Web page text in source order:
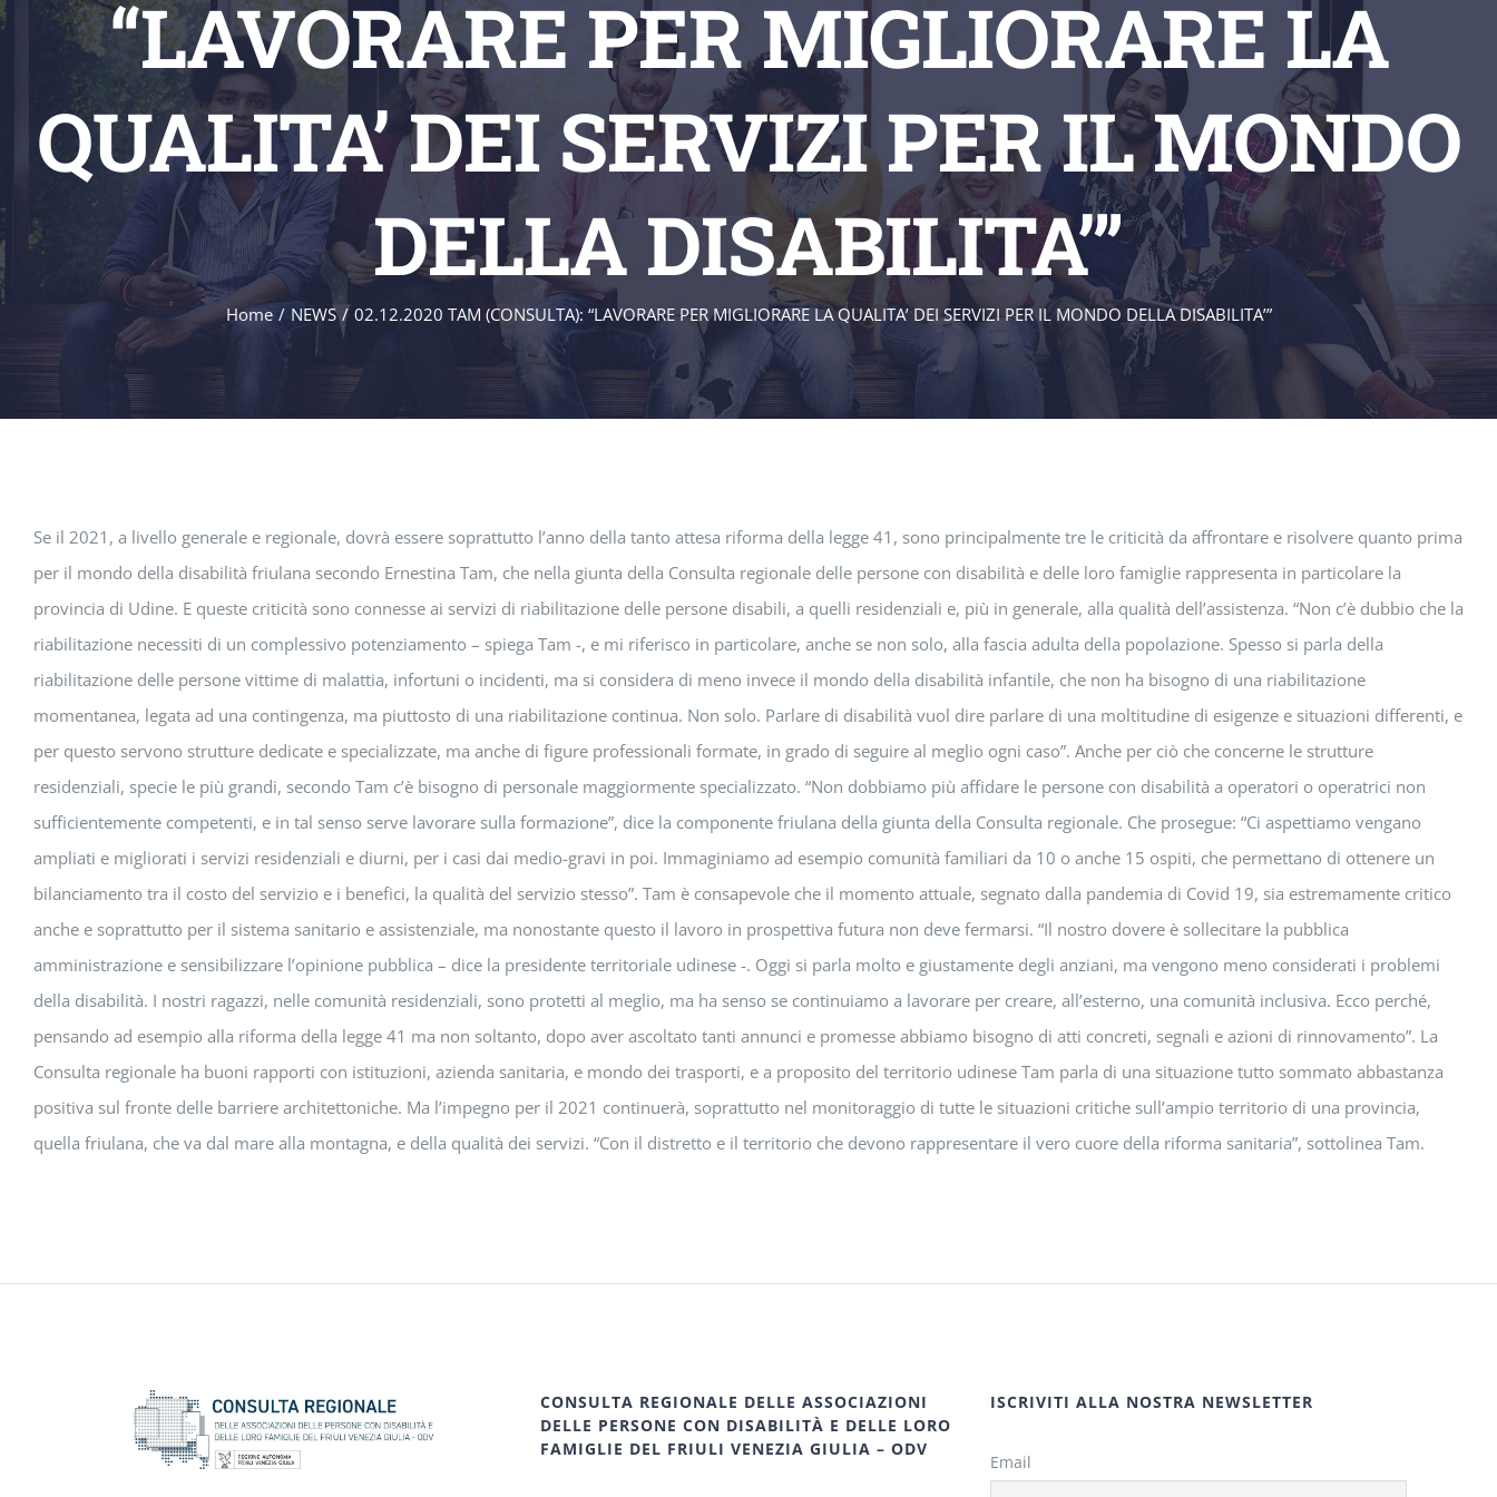
“LAVORARE PER MIGLIORARE LA
QUALITA’ DEI SERVIZI PER IL MONDO
DELLA DISABILITA’”
Home / NEWS / 02.12.2020 TAM (CONSULTA): “LAVORARE PER MIGLIORARE LA QUALITA’ DEI SERVIZI PER IL MONDO DELLA DISABILITA’”
Se il 2021, a livello generale e regionale, dovrà essere soprattutto l’anno della tanto attesa riforma della legge 41, sono principalmente tre le criticità da affrontare e risolvere quanto prima
per il mondo della disabilità friulana secondo Ernestina Tam, che nella giunta della Consulta regionale delle persone con disabilità e delle loro famiglie rappresenta in particolare la
provincia di Udine. E queste criticità sono connesse ai servizi di riabilitazione delle persone disabili, a quelli residenziali e, più in generale, alla qualità dell’assistenza. “Non c’è dubbio che la
riabilitazione necessiti di un complessivo potenziamento – spiega Tam -, e mi riferisco in particolare, anche se non solo, alla fascia adulta della popolazione. Spesso si parla della
riabilitazione delle persone vittime di malattia, infortuni o incidenti, ma si considera di meno invece il mondo della disabilità infantile, che non ha bisogno di una riabilitazione
momentanea, legata ad una contingenza, ma piuttosto di una riabilitazione continua. Non solo. Parlare di disabilità vuol dire parlare di una moltitudine di esigenze e situazioni differenti, e
per questo servono strutture dedicate e specializzate, ma anche di figure professionali formate, in grado di seguire al meglio ogni caso”. Anche per ciò che concerne le strutture
residenziali, specie le più grandi, secondo Tam c’è bisogno di personale maggiormente specializzato. “Non dobbiamo più affidare le persone con disabilità a operatori o operatrici non
sufficientemente competenti, e in tal senso serve lavorare sulla formazione”, dice la componente friulana della giunta della Consulta regionale. Che prosegue: “Ci aspettiamo vengano
ampliati e migliorati i servizi residenziali e diurni, per i casi dai medio-gravi in poi. Immaginiamo ad esempio comunità familiari da 10 o anche 15 ospiti, che permettano di ottenere un
bilanciamento tra il costo del servizio e i benefici, la qualità del servizio stesso”. Tam è consapevole che il momento attuale, segnato dalla pandemia di Covid 19, sia estremamente critico
anche e soprattutto per il sistema sanitario e assistenziale, ma nonostante questo il lavoro in prospettiva futura non deve fermarsi. “Il nostro dovere è sollecitare la pubblica
amministrazione e sensibilizzare l’opinione pubblica – dice la presidente territoriale udinese -. Oggi si parla molto e giustamente degli anziani, ma vengono meno considerati i problemi
della disabilità. I nostri ragazzi, nelle comunità residenziali, sono protetti al meglio, ma ha senso se continuiamo a lavorare per creare, all’esterno, una comunità inclusiva. Ecco perché,
pensando ad esempio alla riforma della legge 41 ma non soltanto, dopo aver ascoltato tanti annunci e promesse abbiamo bisogno di atti concreti, segnali e azioni di rinnovamento”. La
Consulta regionale ha buoni rapporti con istituzioni, azienda sanitaria, e mondo dei trasporti, e a proposito del territorio udinese Tam parla di una situazione tutto sommato abbastanza
positiva sul fronte delle barriere architettoniche. Ma l’impegno per il 2021 continuerà, soprattutto nel monitoraggio di tutte le situazioni critiche sull’ampio territorio di una provincia,
quella friulana, che va dal mare alla montagna, e della qualità dei servizi. “Con il distretto e il territorio che devono rappresentare il vero cuore della riforma sanitaria”, sottolinea Tam.
CONSULTA REGIONALE DELLE ASSOCIAZIONI
DELLE PERSONE CON DISABILITÀ E DELLE LORO
FAMIGLIE DEL FRIULI VENEZIA GIULIA – ODV
ISCRIVITI ALLA NOSTRA NEWSLETTER
Email